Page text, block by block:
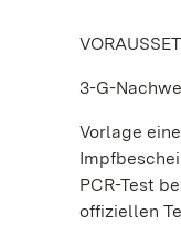
3-G-
Vorlage
PCR-Test
offiziellen